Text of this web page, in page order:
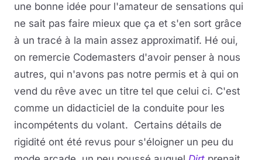
une bonne idée pour l'amateur de sensations qui
ne sait pas faire mieux que ça et s'en sort grâce
à un tracé à la main assez approximatif. Hé oui,
on remercie Codemasters d'avoir penser à nous
autres, qui n'avons pas notre permis et à qui on
vend du rêve avec un titre tel que celui ci. C'est
comme un didacticiel de la conduite pour les
incompétents du volant. Certains détails de
rigidité ont été revus pour s'éloigner un peu du